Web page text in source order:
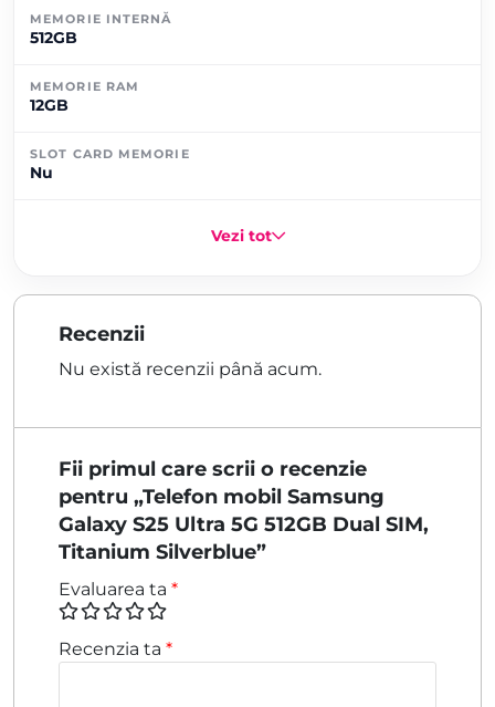
MEMORIE INTERNĂ
512GB
MEMORIE RAM
12GB
SLOT CARD MEMORIE
Nu
Vezi tot
Recenzii
Nu există recenzii până acum.
Fii primul care scrii o recenzie
pentru „Telefon mobil Samsung
Galaxy S25 Ultra 5G 512GB Dual SIM,
Titanium Silverblue”
Evaluarea ta *
Recenzia ta *